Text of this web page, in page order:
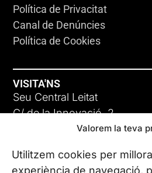
Valorem la teva
Utilitzem cookies per
experiència de navegació,
Política de Privacitat
Canal de Denúncies
Política de Cookies
VISITA'NS
Seu Central Leitat
C/ de la Innovació, 2
08225 Terrassa, (Barcelona)
Coneix les nostres seus